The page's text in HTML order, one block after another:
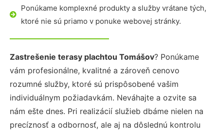
Ponúkame komplexné produkty a služby vrátane tých,
ktoré nie sú priamo v ponuke webovej stránky.
Zastrešenie terasy plachtou Tomášov? Ponúkame
vám profesionálne, kvalitné a zároveň cenovo
rozumné služby, ktoré sú prispôsobené vašim
individuálnym požiadavkám. Neváhajte a ozvite sa
nám ešte dnes. Pri realizácií služieb dbáme nielen na
precíznosť a odbornosť, ale aj na dôslednú kontrolu